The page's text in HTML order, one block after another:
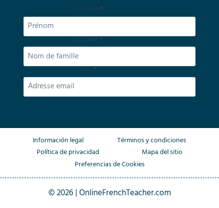
First name*
Last name*
Email*
Información legal
Términos y condiciones
Política de privacidad
Mapa del sitio
Preferencias de Cookies
© 2026 | OnlineFrenchTeacher.com